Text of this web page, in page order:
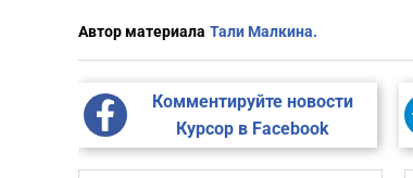
Автор материала Тали Малкина.
Комментируйте новости
Курсор в Facebook